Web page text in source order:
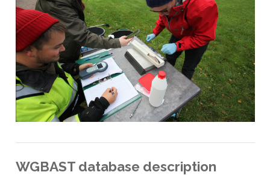
WGBAST database description